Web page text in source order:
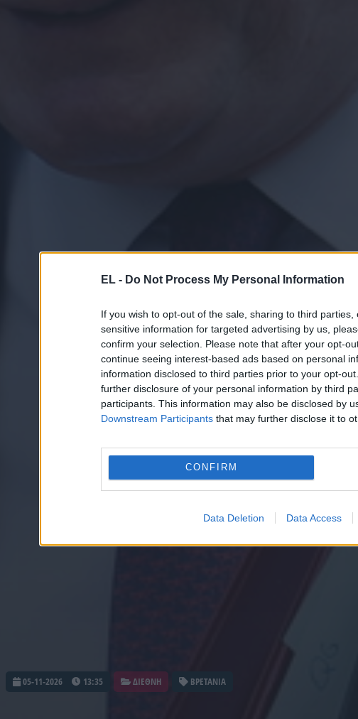
EL - Do Not Process My Personal Information
If you wish to opt-out of the sale, sharing to third
sensitive information for targeted advertising by us,
confirm your selection. Please note that after your opt-
continue seeing interest-based ads based on personal
information disclosed to third parties prior to your opt-
further disclosure of your personal information by third
participants. This information may also be disclosed by
Downstream Participants that may further disclose it to
CONFIRM
Data Deletion Data Access
05-11-2026 13:35 ΔΙΕΘΝΗ ΒΡΕΤΑΝΙΑ